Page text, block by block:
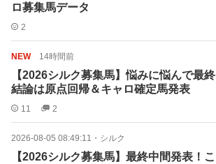
ロ募集馬データ
2
NEW 14時間前
【2026シルク募集馬】悩みに悩んで最終
結論は原点回帰＆キャロ確定馬発表
11 2
2026-08-05 08:49:11 ・ シルク
【2026シルク募集馬】最終中間発表！こ